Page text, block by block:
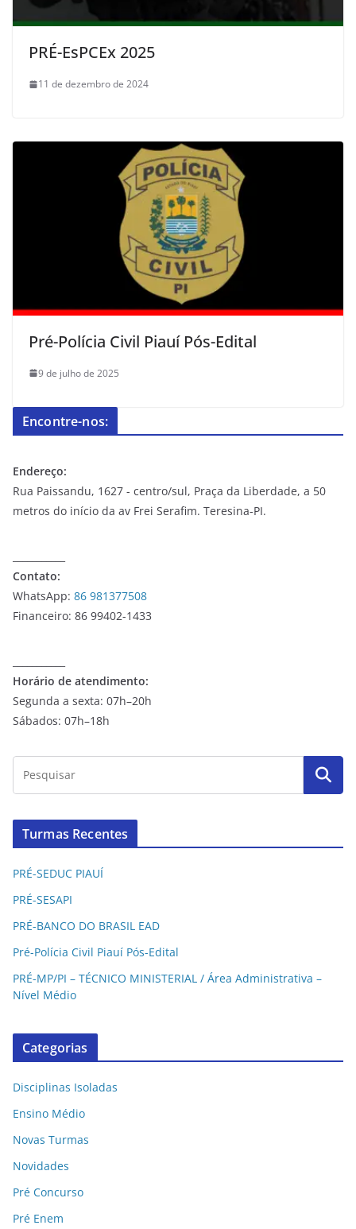
PRÉ-EsPCEx 2025
11 de dezembro de 2024
Pré-Polícia Civil Piauí Pós-Edital
9 de julho de 2025
Encontre-nos:
Endereço:
Rua Paissandu, 1627 - centro/sul, Praça da Liberdade, a 50
metros do início da av Frei Serafim. Teresina-PI.
Contato:
WhatsApp: 86 981377508
Financeiro: 86 99402-1433
Horário de atendimento:
Segunda a sexta: 07h–20h
Sábados: 07h–18h
Turmas Recentes
PRÉ-SEDUC PIAUÍ
PRÉ-SESAPI
PRÉ-BANCO DO BRASIL EAD
Pré-Polícia Civil Piauí Pós-Edital
PRÉ-MP/PI – TÉCNICO MINISTERIAL / Área Administrativa –
Nível Médio
Categorias
Disciplinas Isoladas
Ensino Médio
Novas Turmas
Novidades
Pré Concurso
Pré Enem